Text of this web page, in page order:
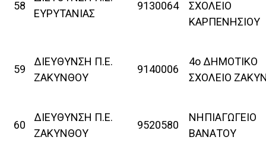
58
ΕΥΡΥΤΑΝΙΑΣ
9130064
ΣΧΟΛΕΙΟ
ΚΑΡΠΕΝΗΣΙΟΥ
59
ΔΙΕΥΘΥΝΣΗ Π.Ε.
ΖΑΚΥΝΘΟΥ
9140006
4ο ΔΗΜΟΤΙΚΟ
ΣΧΟΛΕΙΟ
60
ΔΙΕΥΘΥΝΣΗ Π.Ε.
ΖΑΚΥΝΘΟΥ
9520580
ΝΗΠΙΑΓΩΓΕΙΟ
ΒΑΝΑΤΟΥ